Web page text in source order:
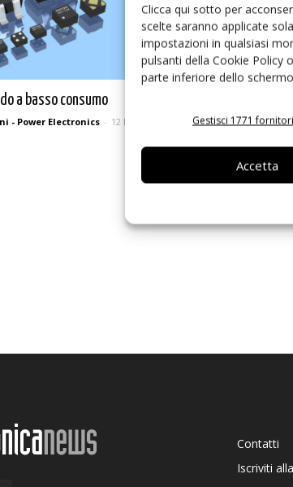
Clicca qui sotto per
scelte saranno applicate
impostazioni in qualsiasi
pulsanti della Cookie Policy
parte inferiore dello
Gestisci 1771 fornitori
Accetta
a basso consumo
- Power Electronics - 12 Luglio 2017
Contatti
Iscriviti